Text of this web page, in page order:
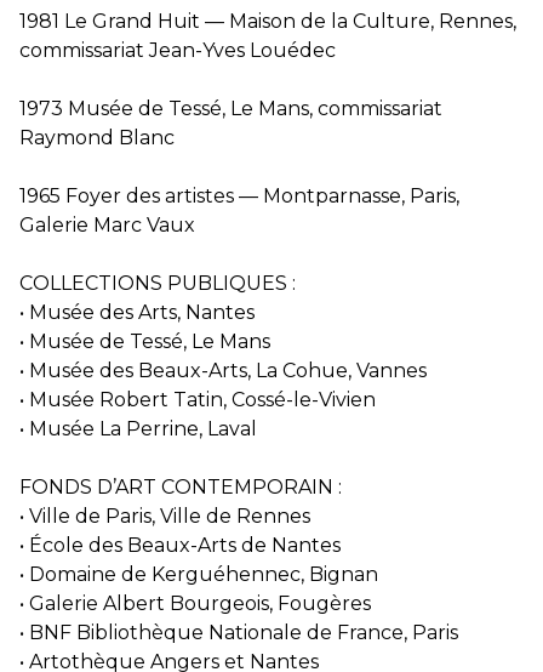
1981 Le Grand Huit — Maison de la Culture, Rennes,
commissariat Jean-Yves Louédec
1973 Musée de Tessé, Le Mans, commissariat
Raymond Blanc
1965 Foyer des artistes — Montparnasse, Paris,
Galerie Marc Vaux
COLLECTIONS PUBLIQUES :
• Musée des Arts, Nantes
• Musée de Tessé, Le Mans
• Musée des Beaux-Arts, La Cohue, Vannes
• Musée Robert Tatin, Cossé-le-Vivien
• Musée La Perrine, Laval
FONDS D’ART CONTEMPORAIN :
• Ville de Paris, Ville de Rennes
• École des Beaux-Arts de Nantes
• Domaine de Kerguéhennec, Bignan
• Galerie Albert Bourgeois, Fougères
• BNF Bibliothèque Nationale de France, Paris
• Artothèque Angers et Nantes